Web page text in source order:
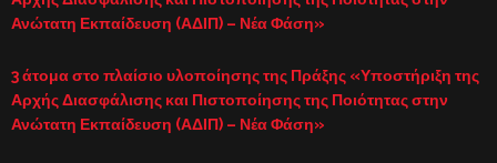
Ανώτατη Εκπαίδευση (ΑΔΙΠ) – Νέα Φάση»
3 άτομα στο πλαίσιο υλοποίησης της Πράξης «Υποστήριξη της
Αρχής Διασφάλισης και Πιστοποίησης της Ποιότητας στην
Ανώτατη Εκπαίδευση (ΑΔΙΠ) – Νέα Φάση»